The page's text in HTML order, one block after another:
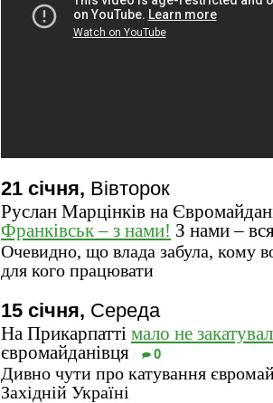
21 січня, Вівторок
Руслан Марцінків на
Франківськ – з нами! З нами –
Очевидно, що влада забула, кому
для кого працювати
15 січня, Середа
На Прикарпатті мало не
євромайданівця
0
Дивно чути про катування
Західній Україні